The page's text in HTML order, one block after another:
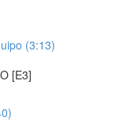
(3:13)
[E3]